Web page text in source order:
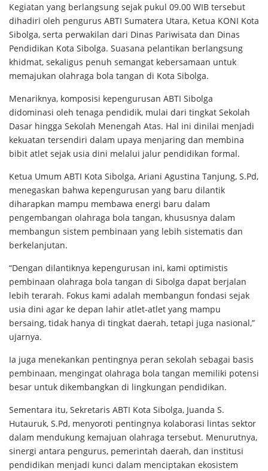
Kegiatan yang berlangsung sejak pukul 09.00 WIB tersebut
dihadiri oleh pengurus ABTI Sumatera Utara, Ketua KONI Kota
Sibolga, serta perwakilan dari Dinas Pariwisata dan Dinas
Pendidikan Kota Sibolga. Suasana pelantikan berlangsung
khidmat, sekaligus penuh semangat kebersamaan untuk
memajukan olahraga bola tangan di Kota Sibolga.
Menariknya, komposisi kepengurusan ABTI Sibolga
didominasi oleh tenaga pendidik, mulai dari tingkat Sekolah
Dasar hingga Sekolah Menengah Atas. Hal ini dinilai menjadi
kekuatan tersendiri dalam upaya menjaring dan membina
bibit atlet sejak usia dini melalui jalur pendidikan formal.
Ketua Umum ABTI Kota Sibolga, Ariani Agustina Tanjung, S.Pd,
menegaskan bahwa kepengurusan yang baru dilantik
diharapkan mampu membawa energi baru dalam
pengembangan olahraga bola tangan, khususnya dalam
membangun sistem pembinaan yang lebih sistematis dan
berkelanjutan.
“Dengan dilantiknya kepengurusan ini, kami optimistis
pembinaan olahraga bola tangan di Sibolga dapat berjalan
lebih terarah. Fokus kami adalah membangun fondasi sejak
usia dini agar ke depan lahir atlet-atlet yang mampu
bersaing, tidak hanya di tingkat daerah, tetapi juga nasional,”
ujarnya.
Ia juga menekankan pentingnya peran sekolah sebagai basis
pembinaan, mengingat olahraga bola tangan memiliki potensi
besar untuk dikembangkan di lingkungan pendidikan.
Sementara itu, Sekretaris ABTI Kota Sibolga, Juanda S.
Hutauruk, S.Pd, menyoroti pentingnya kolaborasi lintas sektor
dalam mendukung kemajuan olahraga tersebut. Menurutnya,
sinergi antara pengurus, pemerintah daerah, dan institusi
pendidikan menjadi kunci dalam menciptakan ekosistem